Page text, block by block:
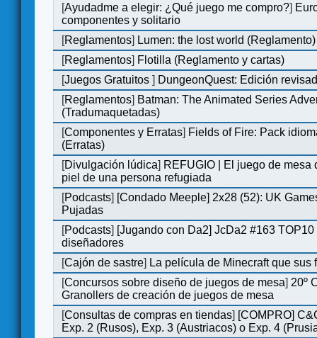
[Ayudadme a elegir: ¿Qué juego me compro?]
componentes y solitario
[Reglamentos] Lumen: the lost world (Reglamento)
[Reglamentos] Flotilla (Reglamento y cartas)
[Juegos Gratuitos] DungeonQuest: Edición
[Reglamentos] Batman: The Animated Series
(Tradumaquetadas)
[Componentes y Erratas] Fields of Fire: Pack
(Erratas)
[Divulgación lúdica] REFUGIO | El juego de mesa
piel de una persona refugiada
[Podcasts] [Condado Meeple] 2x28 (52): UK
Pujadas
[Podcasts] [Jugando con Da2] JcDa2 #163
diseñadores
[Cajón de sastre] La película de Minecraft que sus
[Concursos sobre diseño de juegos de mesa] 20º
Granollers de creación de juegos de mesa
[Consultas de compras en tiendas] [COMPRO]
Exp. 2 (Rusos), Exp. 3 (Austriacos) o Exp. 4